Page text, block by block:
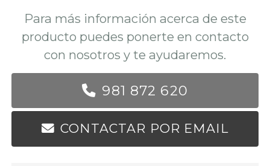
Para más información acerca de este
producto puedes ponerte en contacto
con nosotros y te ayudaremos.
981 872 620
CONTACTAR POR EMAIL